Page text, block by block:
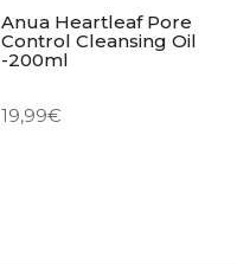
Anua Heartleaf Pore
Control Cleansing Oil
-200ml
19,99€